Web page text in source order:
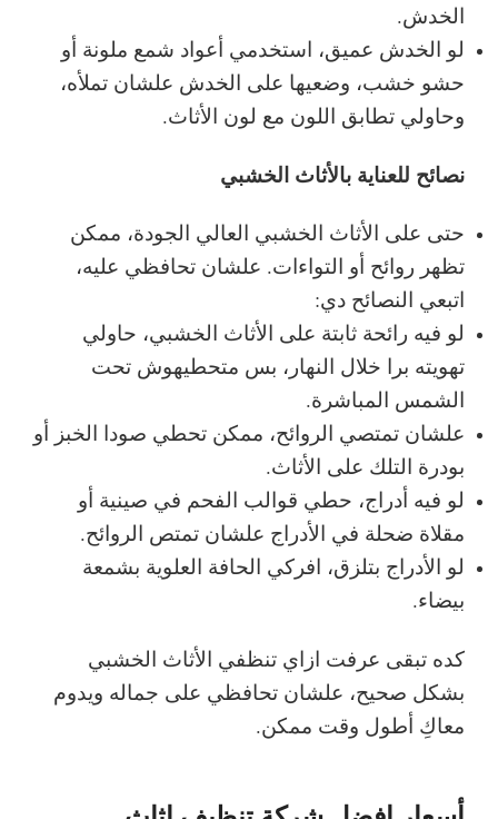
الخدش.
لو الخدش عميق، استخدمي أعواد شمع ملونة أو
حشو خشب، وضعيها على الخدش علشان تملأه،
وحاولي تطابق اللون مع لون الأثاث.
نصائح للعناية بالأثاث الخشبي
حتى على الأثاث الخشبي العالي الجودة، ممكن
تظهر روائح أو التواءات. علشان تحافظي عليه،
اتبعي النصائح دي:
لو فيه رائحة ثابتة على الأثاث الخشبي، حاولي
تهويته برا خلال النهار، بس متحطيهوش تحت
الشمس المباشرة.
علشان تمتصي الروائح، ممكن تحطي صودا الخبز أو
بودرة التلك على الأثاث.
لو فيه أدراج، حطي قوالب الفحم في صينية أو
مقلاة ضحلة في الأدراج علشان تمتص الروائح.
لو الأدراج بتلزق، افركي الحافة العلوية بشمعة
بيضاء.
كده تبقى عرفت ازاي تنظفي الأثاث الخشبي
بشكل صحيح، علشان تحافظي على جماله ويدوم
معاكِ أطول وقت ممكن.